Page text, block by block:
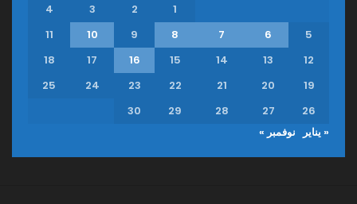
1
2
3
4
5
6
7
8
9
10
11
12
13
14
15
16
17
18
19
20
21
22
23
24
25
26
27
28
29
30
« يناير
نوفمبر »